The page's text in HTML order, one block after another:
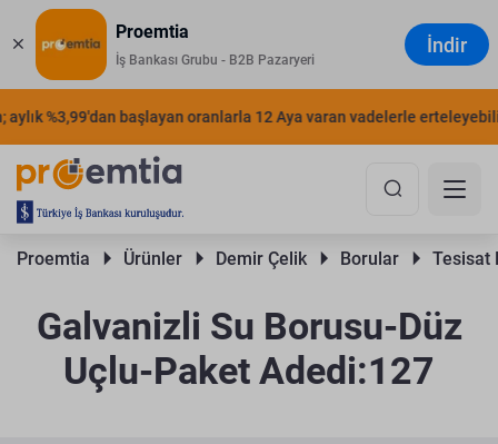
Proemtia
İş Bankası Grubu - B2B Pazaryeri
İndir
%3,99'dan başlayan oranlarla 12 Aya varan vadelerle
Proemtia Ürünler Demir Çelik Borular Tesisat
Galvanizli Su Borusu-Düz
Uçlu-Paket Adedi:127